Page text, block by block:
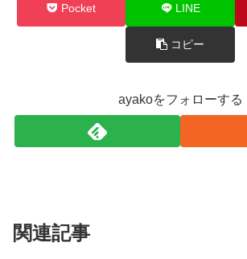
Pocket LINE
コピー
ayakoをフォローする
関連記事